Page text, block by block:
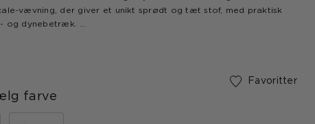
vævning, der giver et unikt sprødt og tæt stof, med praktisk
og dynebetræk.
Favoritter
farve